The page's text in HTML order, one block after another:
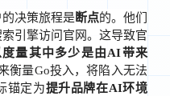
决策旅程是断点的。他们
引擎访问官网。这导致官
度量其中多少是由AI带来
衡量Go投入，将陷入无法
锚定为提升品牌在AI环境